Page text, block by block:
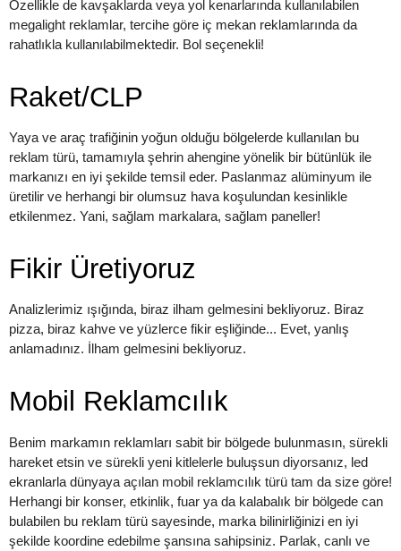
Özellikle de kavşaklarda veya yol kenarlarında kullanılabilen
megalight reklamlar, tercihe göre iç mekan reklamlarında da
rahatlıkla kullanılabilmektedir. Bol seçenekli!
Raket/CLP
Yaya ve araç trafiğinin yoğun olduğu bölgelerde kullanılan bu
reklam türü, tamamıyla şehrin ahengine yönelik bir bütünlük ile
markanızı en iyi şekilde temsil eder. Paslanmaz alüminyum ile
üretilir ve herhangi bir olumsuz hava koşulundan kesinlikle
etkilenmez. Yani, sağlam markalara, sağlam paneller!
Fikir Üretiyoruz
Analizlerimiz ışığında, biraz ilham gelmesini bekliyoruz. Biraz
pizza, biraz kahve ve yüzlerce fikir eşliğinde... Evet, yanlış
anlamadınız. İlham gelmesini bekliyoruz.
Mobil Reklamcılık
Benim markamın reklamları sabit bir bölgede bulunmasın, sürekli
hareket etsin ve sürekli yeni kitlelerle buluşsun diyorsanız, led
ekranlarla dünyaya açılan mobil reklamcılık türü tam da size göre!
Herhangi bir konser, etkinlik, fuar ya da kalabalık bir bölgede can
bulabilen bu reklam türü sayesinde, marka bilinirliğinizi en iyi
şekilde koordine edebilme şansına sahipsiniz. Parlak, canlı ve